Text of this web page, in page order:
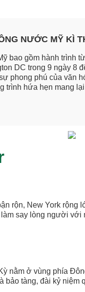
NƯỚC MỸ KÌ
bao gồm hành trình
DC trong 9 ngày 8
phong phú của văn
trình hứa hẹn mang
rộn, New York
say lòng người
nằm ở vùng phía
tàng, đài kỷ niệm